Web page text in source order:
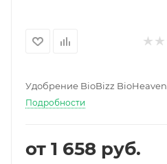
Удобрение BioBizz BioHeaven
Подробности
от 1 658 руб.